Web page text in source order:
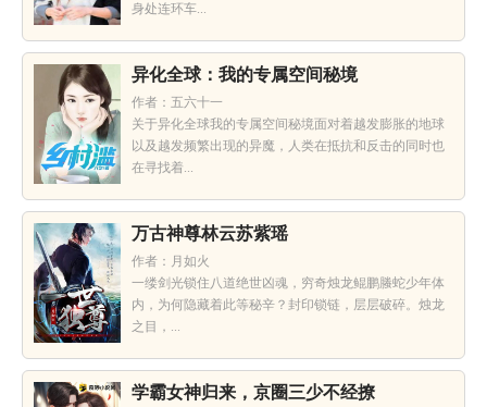
身处连环车...
异化全球：我的专属空间秘境
作者：五六十一
关于异化全球我的专属空间秘境面对着越发膨胀的地球
以及越发频繁出现的异魔，人类在抵抗和反击的同时也
在寻找着...
万古神尊林云苏紫瑶
作者：月如火
一缕剑光锁住八道绝世凶魂，穷奇烛龙鲲鹏螣蛇少年体
内，为何隐藏着此等秘辛？封印锁链，层层破碎。烛龙
之目，...
学霸女神归来，京圈三少不经撩